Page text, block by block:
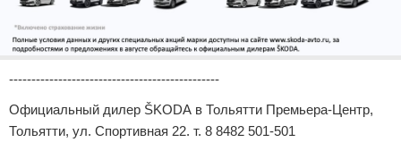
-----------------------------------------------
Официальный дилер ŠKODA в Тольятти Премьера-Центр,
Тольятти, ул. Спортивная 22. т. 8 8482 501-501